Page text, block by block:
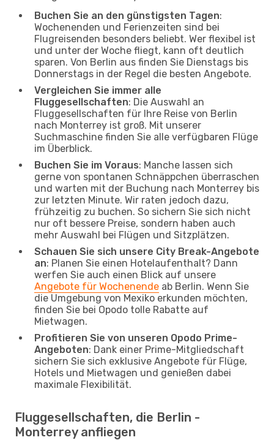
Buchen Sie an den günstigsten Tagen:
Wochenenden und Ferienzeiten sind bei
Flugreisenden besonders beliebt. Wer flexibel ist
und unter der Woche fliegt, kann oft deutlich
sparen. Von Berlin aus finden Sie Dienstags bis
Donnerstags in der Regel die besten Angebote.
Vergleichen Sie immer alle
Fluggesellschaften: Die Auswahl an
Fluggesellschaften für Ihre Reise von Berlin
nach Monterrey ist groß. Mit unserer
Suchmaschine finden Sie alle verfügbaren Flüge
im Überblick.
Buchen Sie im Voraus: Manche lassen sich
gerne von spontanen Schnäppchen überraschen
und warten mit der Buchung nach Monterrey bis
zur letzten Minute. Wir raten jedoch dazu,
frühzeitig zu buchen. So sichern Sie sich nicht
nur oft bessere Preise, sondern haben auch
mehr Auswahl bei Flügen und Sitzplätzen.
Schauen Sie sich unsere City Break-Angebote
an: Planen Sie einen Hotelaufenthalt? Dann
werfen Sie auch einen Blick auf unsere
Angebote für Wochenende ab Berlin. Wenn Sie
die Umgebung von Mexiko erkunden möchten,
finden Sie bei Opodo tolle Rabatte auf
Mietwagen.
Profitieren Sie von unseren Opodo Prime-
Angeboten: Dank einer Prime-Mitgliedschaft
sichern Sie sich exklusive Angebote für Flüge,
Hotels und Mietwagen und genießen dabei
maximale Flexibilität.
Fluggesellschaften, die Berlin -
Monterrey anfliegen